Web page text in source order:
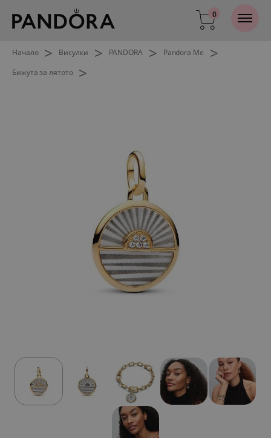
0
Начало > Висулки > PANDORA > Pandora Me >
Бижута за лятото >